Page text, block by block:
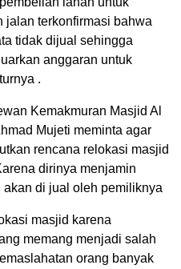
jalan terkonfirmasi bahwa
tidak dijual sehingga
anggaran untuk
.
Kemakmuran Masjid Al
Mujeti meminta agar
rencana relokasi masjid
dirinya menjamin
di jual oleh pemiliknya
masjid karena
memang menjadi salah
orang banyak